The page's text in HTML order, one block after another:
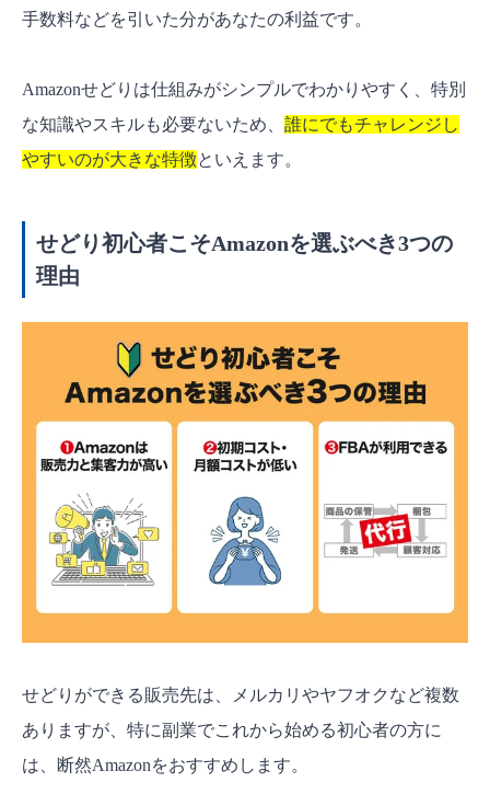
手数料などを引いた分があなたの利益です。
Amazonせどりは仕組みがシンプルでわかりやすく、特別
な知識やスキルも必要ないため、 誰にでもチャレンジし
やすいのが大きな特徴といえます。
せどり初心者こそAmazonを選ぶべき3つの
理由
せどりができる販売先は、メルカリやヤフオクなど複数
ありますが、特に副業でこれから始める初心者の方に
は、断然Amazonをおすすめします。